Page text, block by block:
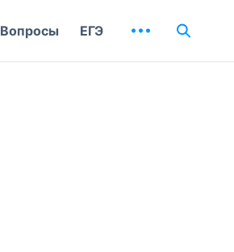
Вопросы ЕГЭ